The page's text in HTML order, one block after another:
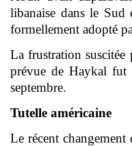
libanaise dans le Sud
formellement adopté
La frustration suscitée
prévue de Haykal fut
septembre.
Tutelle américaine
Le récent